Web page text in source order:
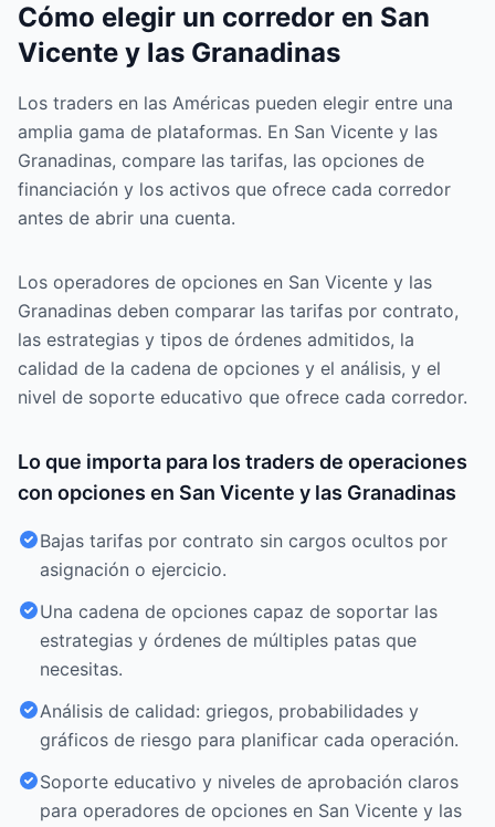
Cómo elegir un corredor en San
Vicente y las Granadinas
Los traders en las Américas pueden elegir entre una
amplia gama de plataformas. En San Vicente y las
Granadinas, compare las tarifas, las opciones de
financiación y los activos que ofrece cada corredor
antes de abrir una cuenta.
Los operadores de opciones en San Vicente y las
Granadinas deben comparar las tarifas por contrato,
las estrategias y tipos de órdenes admitidos, la
calidad de la cadena de opciones y el análisis, y el
nivel de soporte educativo que ofrece cada corredor.
Lo que importa para los traders de operaciones
con opciones en San Vicente y las Granadinas
Bajas tarifas por contrato sin cargos ocultos por
asignación o ejercicio.
Una cadena de opciones capaz de soportar las
estrategias y órdenes de múltiples patas que
necesitas.
Análisis de calidad: griegos, probabilidades y
gráficos de riesgo para planificar cada operación.
Soporte educativo y niveles de aprobación claros
para operadores de opciones en San Vicente y las